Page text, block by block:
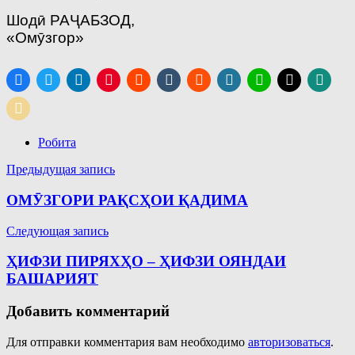
Шодӣ РАҶАБЗОД,
«Омӯзгор»
Робита
Навигация
по
Предыдущая запись
ОМӮЗГОРИ РАҚСҲОИ ҚАДИМА
Следующая запись
ҲИФЗИ ПИРЯХҲО – ҲИФЗИ ОЯНДАИ
БАШАРИЯТ
Добавить комментарий
Для отправки комментария вам необходимо авторизоваться.